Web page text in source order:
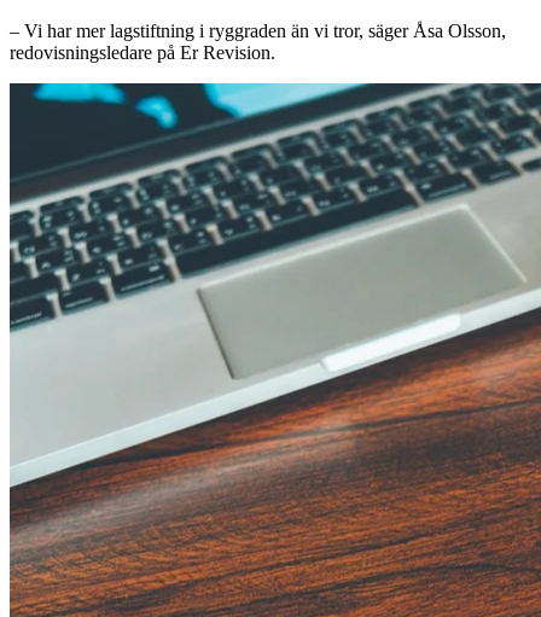
– Vi har mer lagstiftning i ryggraden än vi tror, säger Åsa Olsson,
redovisningsledare på Er Revision.